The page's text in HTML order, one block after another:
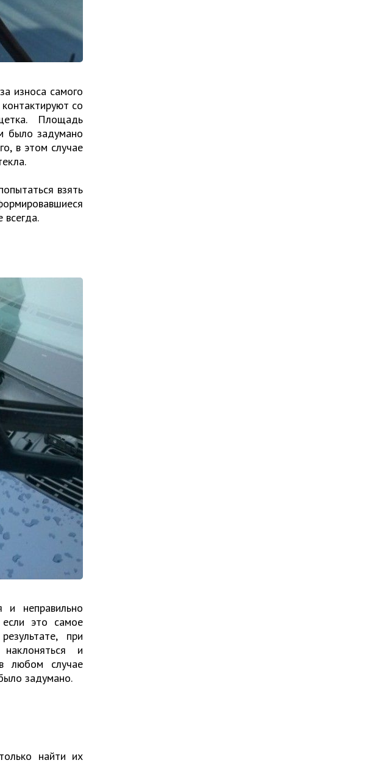
износа самого
со
Площадь
было задумано
в этом случае
взять
и неправильно
это самое
при
и
любом случае
задумано.
найти их